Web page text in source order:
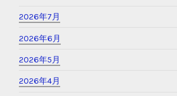
2026年7月
2026年6月
2026年5月
2026年4月